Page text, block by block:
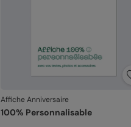
Affiche Anniversaire
100% Personnalisable